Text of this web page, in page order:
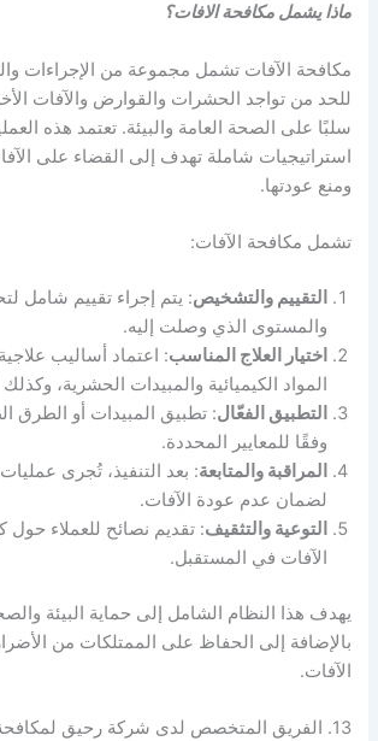
ماذا يشمل مكافحة الافات؟
مكافحة الآفات تشمل مجموعة من الإجراءات
للحد من تواجد الحشرات والقوارض والآفات
سلبًا على الصحة العامة والبيئة. تعتمد هذه
استراتيجيات شاملة تهدف إلى القضاء على
ومنع عودتها.
تشمل مكافحة الآفات:
التقييم والتشخيص: يتم إجراء تقييم شامل
والمستوى الذي وصلت إليه.
اختيار العلاج المناسب: اعتماد أساليب
المواد الكيميائية والمبيدات الحشرية،
التطبيق الفعّال: تطبيق المبيدات أو الطرق
وفقًا للمعايير المحددة.
المراقبة والمتابعة: بعد التنفيذ، تُجرى
لضمان عدم عودة الآفات.
التوعية والتثقيف: تقديم نصائح للعملاء حول
الآفات في المستقبل.
يهدف هذا النظام الشامل إلى حماية البيئة
بالإضافة إلى الحفاظ على الممتلكات من
الآفات.
13. الفريق المتخصص لدى شركة رحيق